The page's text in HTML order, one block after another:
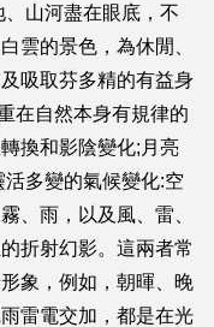
山河盡在眼底，不
雲的景色，為休閒、
吸取芬多精的有益身
在自然本身有規律的
換和影陰變化;月亮
多變的氣候變化:空
、雨，以及風、雷、
折射幻影。這兩者常
象，例如，朝暉、晚
雷電交加，都是在光